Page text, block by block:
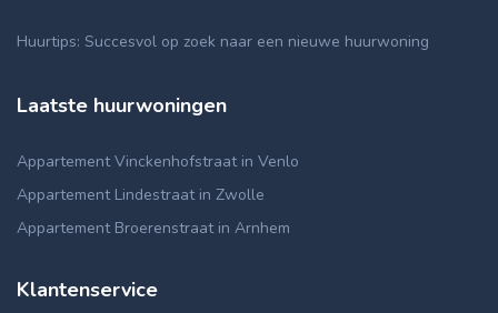
Huurtips: Succesvol op zoek naar een nieuwe huurwoning
Laatste huurwoningen
Appartement Vinckenhofstraat in Venlo
Appartement Lindestraat in Zwolle
Appartement Broerenstraat in Arnhem
Klantenservice